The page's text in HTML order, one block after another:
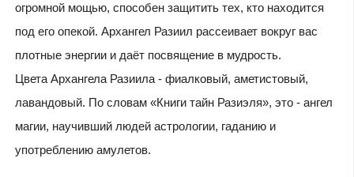
огромной мощью, способен защитить тех, кто находится
под его опекой. Архангел Разиил рассеивает вокруг вас
плотные энергии и даёт посвящение в мудрость.
Цвета Архангела Разиила - фиалковый, аметистовый,
лавандовый. По словам «Книги тайн Разиэля», это - ангел
магии, научивший людей астрологии, гаданию и
употреблению амулетов.